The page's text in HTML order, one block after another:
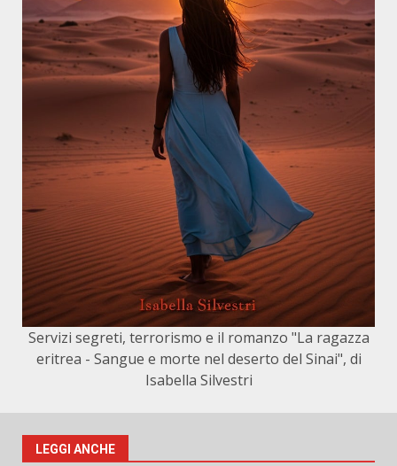
Servizi segreti, terrorismo e il romanzo "La ragazza
eritrea - Sangue e morte nel deserto del Sinai", di
Isabella Silvestri
LEGGI ANCHE